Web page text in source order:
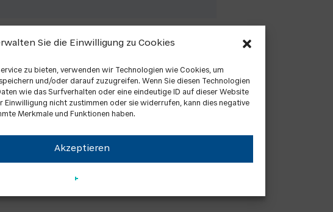
Sie die Einwilligung zu Cookies
zu bieten, verwenden wir Technologien wie Cookies, um
und/oder darauf zuzugreifen. Wenn Sie diesen Technologien
wie das Surfverhalten oder eine eindeutige ID auf dieser Website
Einwilligung nicht zustimmen oder sie widerrufen, kann dies negative
Merkmale und Funktionen haben.
Akzeptieren